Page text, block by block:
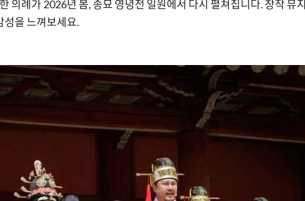
의례가 2026년 봄, 종묘 영녕전 일원에서 다시 펼쳐집니다. 창작 뮤
성을 느껴보세요.